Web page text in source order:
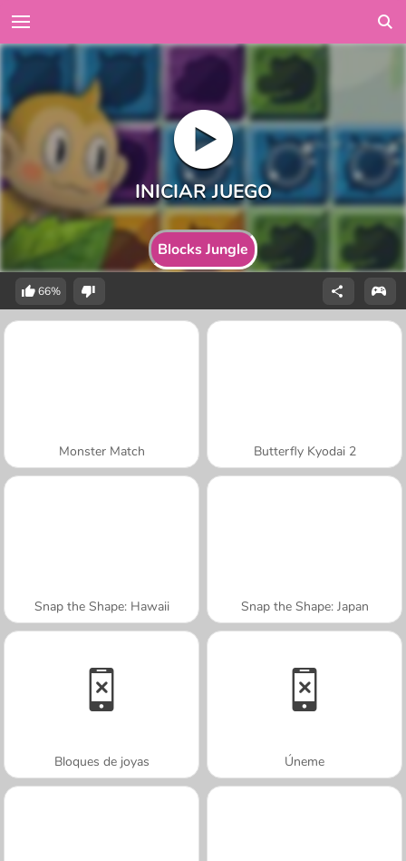
Blocks Jungle
66%
Monster Match Butterfly Kyodai 2
Snap the Shape: Hawaii Snap the Shape: Japan
Bloques de joyas Úneme